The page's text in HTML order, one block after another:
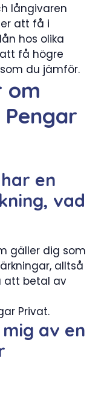
långivaren
att få i
hos olika
få högre
du jämför.
om
en
vad
gäller dig som
alltså
att betal av
Privat.
av en